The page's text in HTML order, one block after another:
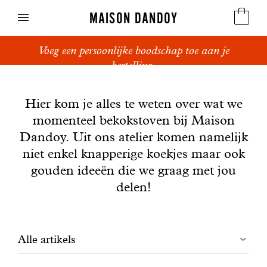
MAISON DANDOY
Speculoos
Suikerbrood en peperkoek
Cakes
Snoepgoed
Voeg een persoonlijke boodschap toe aan je
bestelling.
Hier kom je alles te weten over wat we
momenteel bekokstoven bij Maison
Dandoy. Uit ons atelier komen namelijk
niet enkel knapperige koekjes maar ook
gouden ideeën die we graag met jou
delen!
Filtrer
Alle artikels